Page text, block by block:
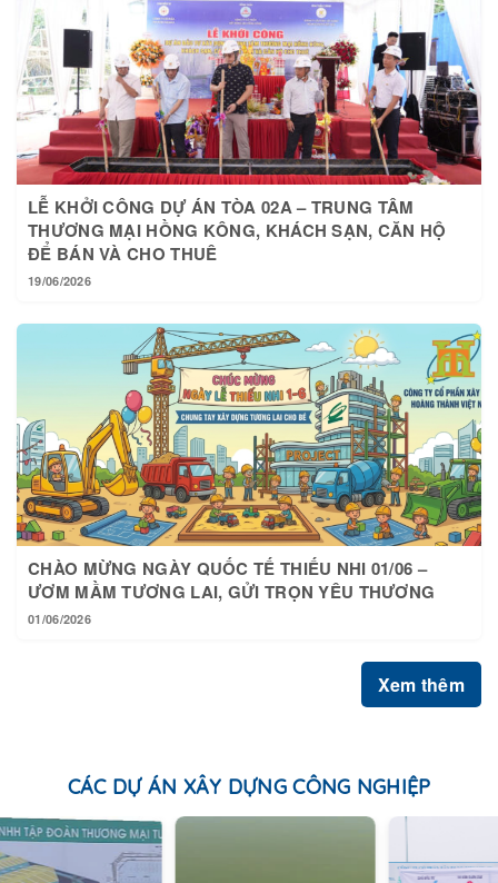
LỄ KHỞI CÔNG DỰ ÁN TÒA 02A – TRUNG TÂM
THƯƠNG MẠI HỒNG KÔNG, KHÁCH SẠN, CĂN HỘ
ĐỂ BÁN VÀ CHO THUÊ
19/06/2026
CHÀO MỪNG NGÀY QUỐC TẾ THIẾU NHI 01/06 –
ƯƠM MẦM TƯƠNG LAI, GỬI TRỌN YÊU THƯƠNG
01/06/2026
Xem thêm
CÁC DỰ ÁN XÂY DỰNG CÔNG NGHIỆP